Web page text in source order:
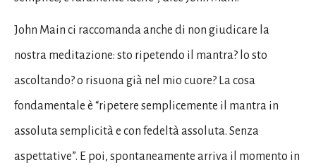
John Main ci raccomanda anche di non giudicare la
nostra meditazione: sto ripetendo il mantra? lo sto
ascoltando? o risuona già nel mio cuore? La cosa
fondamentale è “ripetere semplicemente il mantra in
assoluta semplicità e con fedeltà assoluta. Senza
aspettative”. E poi, spontaneamente arriva il momento in